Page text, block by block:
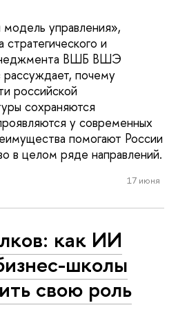
модель управления»,
и
ВШБ ВШЭ
почему
российской
сохраняются
у современных
помогают России
в целом ряде направлений.
17 июня
как ИИ
школы
свою роль